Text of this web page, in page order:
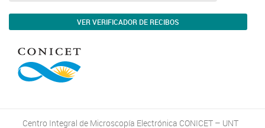
VER VERIFICADOR DE RECIBOS
Centro Integral de Microscopía Electrónica CONICET – UNT